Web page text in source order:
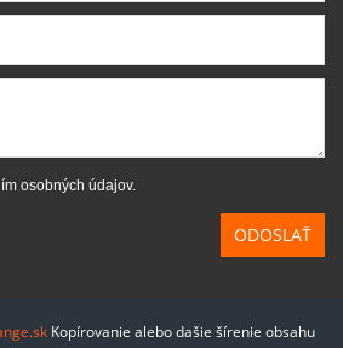
osobných údajov.
ODOSLAŤ
Kopírovanie alebo dašie šírenie obsahu